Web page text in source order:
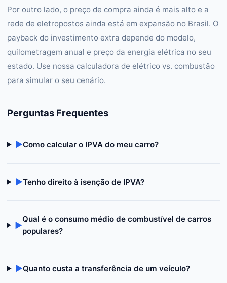
Por outro lado, o preço de compra ainda é mais alto e a
rede de eletropostos ainda está em expansão no Brasil. O
payback do investimento extra depende do modelo,
quilometragem anual e preço da energia elétrica no seu
estado. Use nossa calculadora de elétrico vs. combustão
para simular o seu cenário.
Perguntas Frequentes
▶Como calcular o IPVA do meu carro?
▶Tenho direito à isenção de IPVA?
▶
Qual é o consumo médio de combustível de carros
populares?
▶Quanto custa a transferência de um veículo?